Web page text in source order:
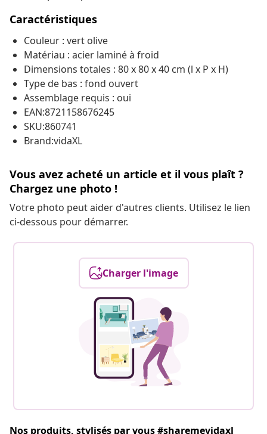
Caractéristiques
Couleur : vert olive
Matériau : acier laminé à froid
Dimensions totales : 80 x 80 x 40 cm (l x P x H)
Type de bas : fond ouvert
Assemblage requis : oui
EAN:8721158676245
SKU:860741
Brand:vidaXL
Vous avez acheté un article et il vous plaît ?
Chargez une photo !
Votre photo peut aider d'autres clients. Utilisez le lien
ci-dessous pour démarrer.
Charger l'image
Nos produits, stylisés par vous #sharemevidaxl